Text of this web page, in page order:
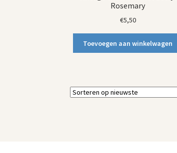
Rosemary
€5,50
Toevoegen aan winkelwagen